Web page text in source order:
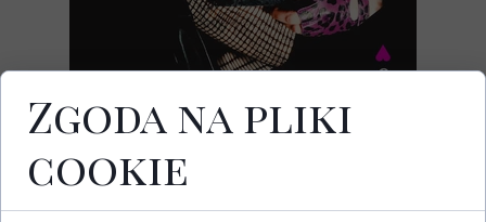
Kim jest, skąd pochodzi? tyle udało nam
się dowiedzieć z profilu na platformie
Bandcamp:
Zgoda na pliki
cookie